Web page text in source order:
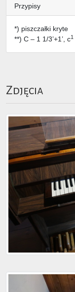
Przypisy
*) piszczałki kryte
**) C – 1 1/3’+1’, c1
Zdjęcia